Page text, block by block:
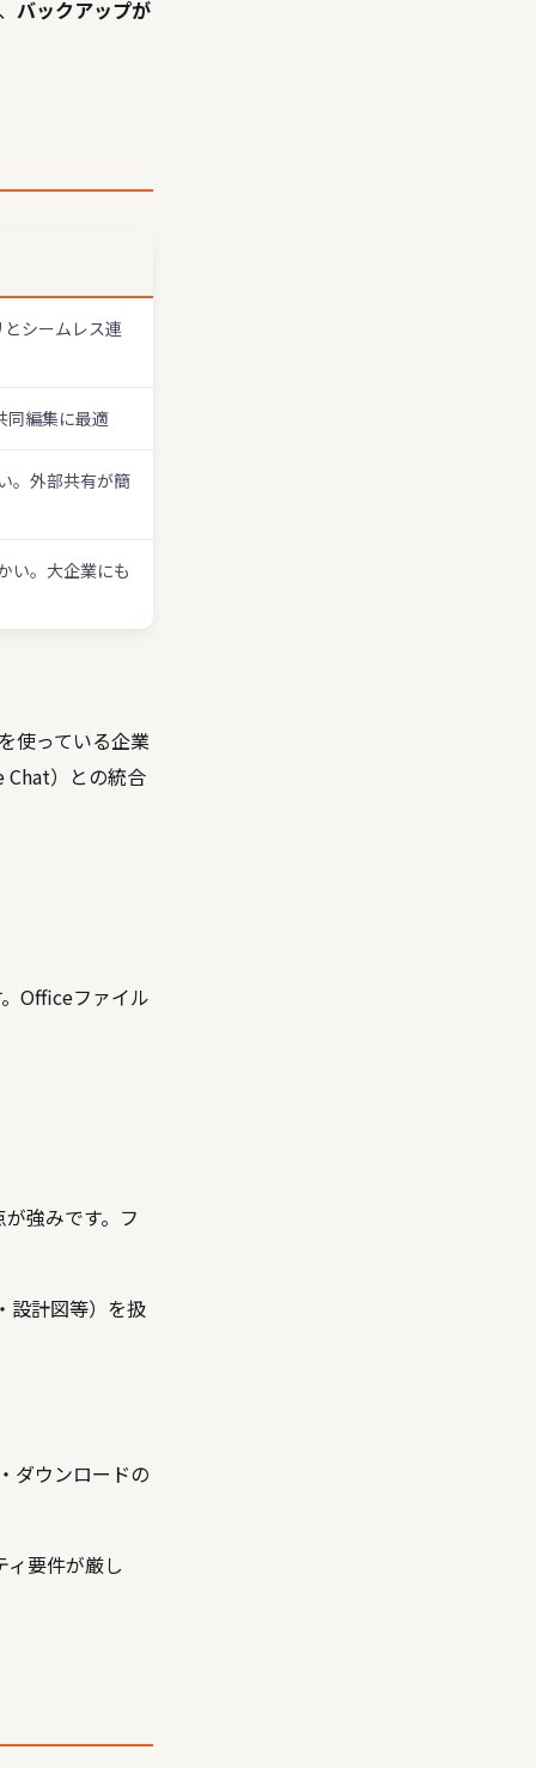
バックアップが
シームレス連
同編集に最適
。外部共有が簡
い。大企業にも
使っている企業
Chat）との統合
Officeファイル
強みです。フ
設計図等）を扱
ダウンロードの
要件が厳し